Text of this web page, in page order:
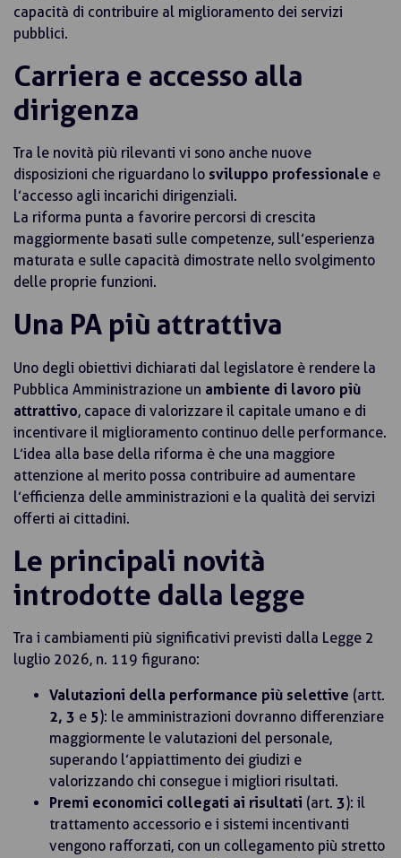
capacità di contribuire al miglioramento dei servizi
pubblici.
Carriera e accesso alla
dirigenza
Tra le novità più rilevanti vi sono anche nuove
disposizioni che riguardano lo sviluppo professionale e
l’accesso agli incarichi dirigenziali.
La riforma punta a favorire percorsi di crescita
maggiormente basati sulle competenze, sull’esperienza
maturata e sulle capacità dimostrate nello svolgimento
delle proprie funzioni.
Una PA più attrattiva
Uno degli obiettivi dichiarati dal legislatore è rendere la
Pubblica Amministrazione un ambiente di lavoro più
attrattivo, capace di valorizzare il capitale umano e di
incentivare il miglioramento continuo delle performance.
L’idea alla base della riforma è che una maggiore
attenzione al merito possa contribuire ad aumentare
l’efficienza delle amministrazioni e la qualità dei servizi
offerti ai cittadini.
Le principali novità
introdotte dalla legge
Tra i cambiamenti più significativi previsti dalla Legge 2
luglio 2026, n. 119 figurano:
Valutazioni della performance più selettive (artt.
2, 3 e 5): le amministrazioni dovranno differenziare
maggiormente le valutazioni del personale,
superando l’appiattimento dei giudizi e
valorizzando chi consegue i migliori risultati.
Premi economici collegati ai risultati (art. 3): il
trattamento accessorio e i sistemi incentivanti
vengono rafforzati, con un collegamento più stretto